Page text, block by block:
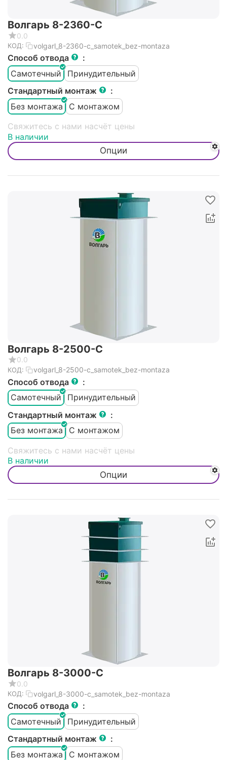
Волгарь 8-2360-С
0.0
КОД: volgarl_8-2360-c_samotek_bez-montaza
Способ отвода
:
Самотечный
Принудительный
Стандартный монтаж
:
Без монтажа
С монтажом
Свяжитесь с нами насчёт цены
Опции
В наличии
Волгарь 8-2500-С
0.0
КОД: volgarl_8-2500-c_samotek_bez-montaza
Способ отвода
:
Самотечный
Принудительный
Стандартный монтаж
:
Без монтажа
С монтажом
Свяжитесь с нами насчёт цены
Опции
В наличии
Волгарь 8-3000-С
0.0
КОД: volgarl_8-3000-c_samotek_bez-montaza
Способ отвода
:
Самотечный
Принудительный
Стандартный монтаж
:
Без монтажа
С монтажом